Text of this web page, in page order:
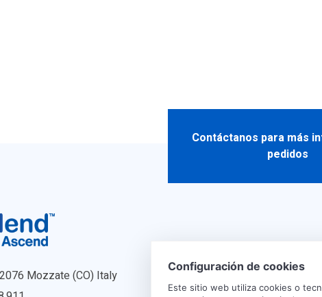
Contáctanos para más
pedidos
Mozzate (CO) Italy
>Presentación empresarial
>Privacy Policy